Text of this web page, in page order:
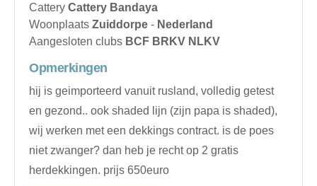
Cattery Cattery Bandaya
Woonplaats Zuiddorpe - Nederland
Aangesloten clubs BCF BRKV NLKV
Opmerkingen
hij is geimporteerd vanuit rusland, volledig getest
en gezond.. ook shaded lijn (zijn papa is shaded),
wij werken met een dekkings contract. is de poes
niet zwanger? dan heb je recht op 2 gratis
herdekkingen. prijs 650euro